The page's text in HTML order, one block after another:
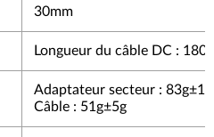
30mm
Longueur du câble DC :
Adaptateur secteur :
Câble : 51g±5g